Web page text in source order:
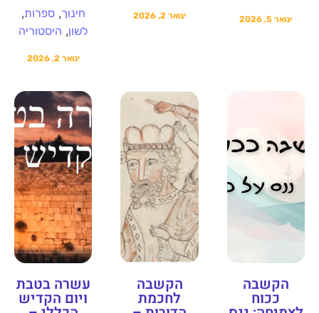
ינואר 5, 2026 ינואר 2, 2026 חינוך, ספרות,
לשון, היסטוריה
ינואר 2, 2026
הקשבה
ככוח
הקשבה
לחכמת
עשרה בטבת
ויום הקדיש